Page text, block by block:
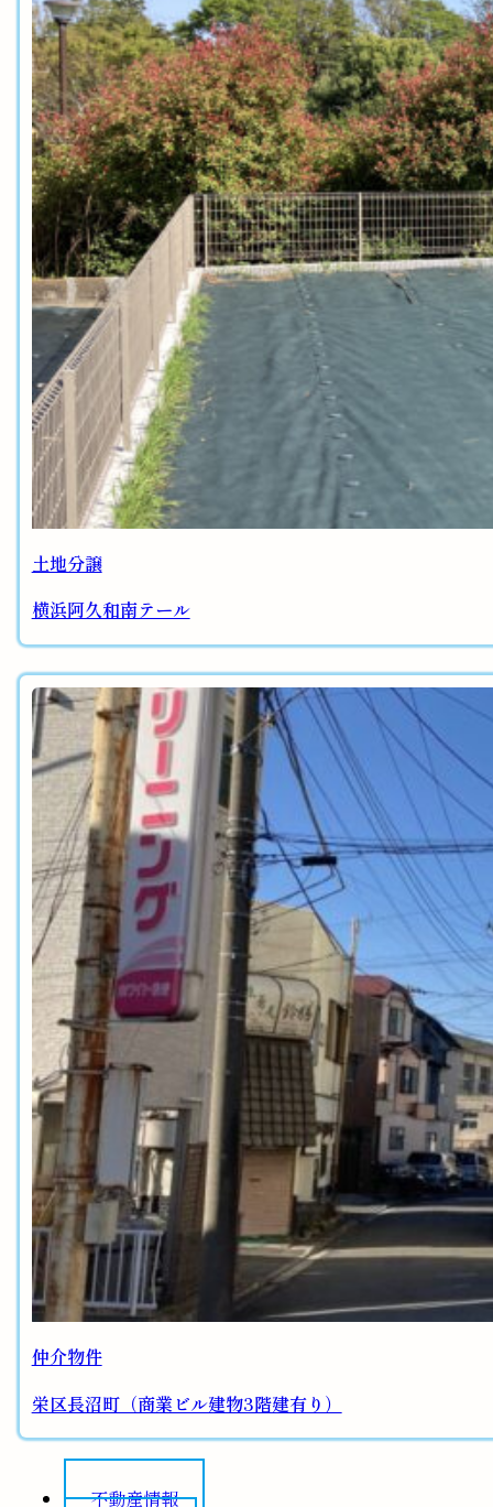
土地分譲
横浜阿久和南テール
仲介物件
栄区長沼町（商業ビル建物3階建有り）
不動産情報